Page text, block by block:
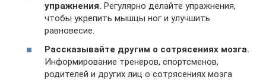
упражнения. Регулярно делайте упражнения,
чтобы укрепить мышцы ног и улучшить
равновесие.
Рассказывайте другим о сотрясениях мозга.
Информирование тренеров, спортсменов,
родителей и других лиц о сотрясениях мозга